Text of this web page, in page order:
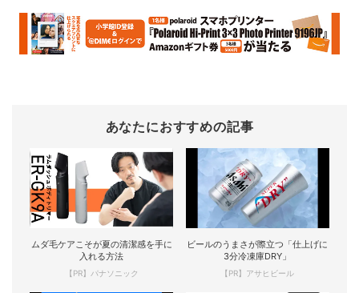
あなたにおすすめの記事
ムダ毛ケアこそが夏の清潔感を手に
入れる方法
【PR】パナソニック
ビールのうまさが際立つ「仕上げに
3分冷凍庫DRY」
【PR】アサヒビール